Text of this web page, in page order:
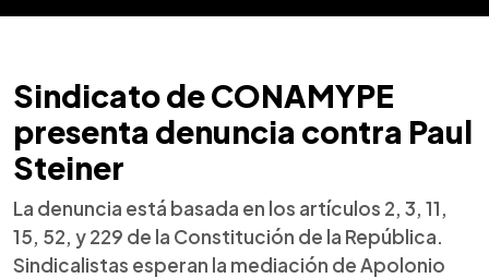
Sindicato de CONAMYPE
presenta denuncia contra Paul
Steiner
La denuncia está basada en los artículos 2, 3, 11,
15, 52, y 229 de la Constitución de la República.
Sindicalistas esperan la mediación de Apolonio